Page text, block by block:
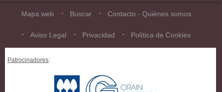
Mapa web Buscar Contacto - Quiénes somos
Aviso Legal Privacidad Política de Cookies
Patrocinadores: